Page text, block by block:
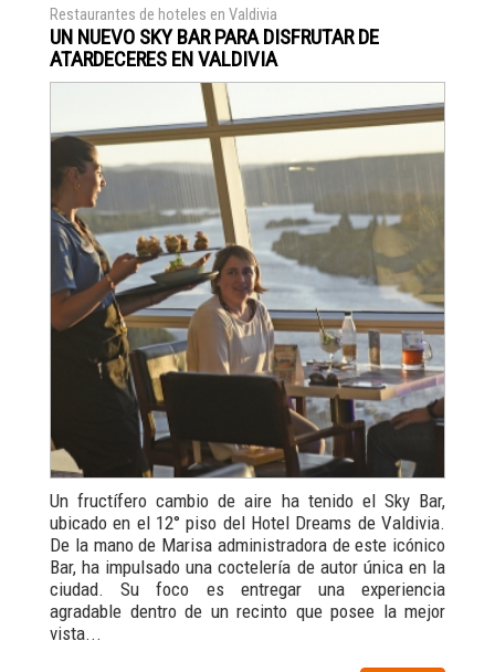
Restaurantes de hoteles en Valdivia
UN NUEVO SKY BAR PARA DISFRUTAR DE
ATARDECERES EN VALDIVIA
Un fructífero cambio de aire ha tenido el Sky Bar,
ubicado en el 12° piso del Hotel Dreams de Valdivia.
De la mano de Marisa administradora de este icónico
Bar, ha impulsado una coctelería de autor única en la
ciudad. Su foco es entregar una experiencia
agradable dentro de un recinto que posee la mejor
vista...